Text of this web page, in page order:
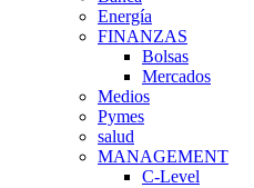
Energía
FINANZAS
Bolsas
Mercados
Medios
Pymes
salud
MANAGEMENT
C-Level